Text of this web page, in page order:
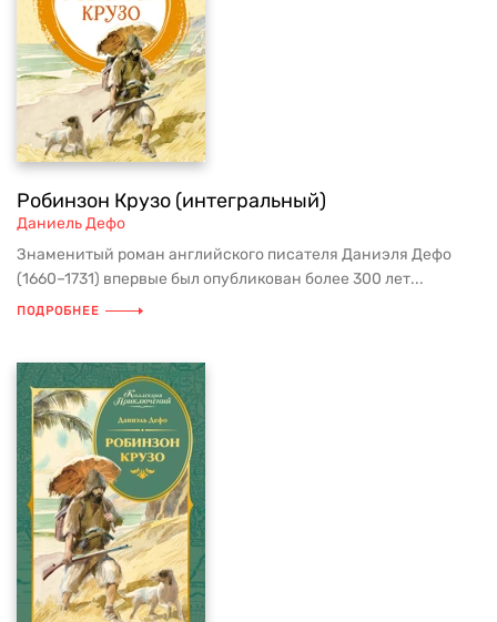
Робинзон Крузо (интегральный)
Даниель Дефо
Знаменитый роман английского писателя Даниэля Дефо
(1660–1731) впервые был опубликован более 300 лет...
ПОДРОБНЕЕ